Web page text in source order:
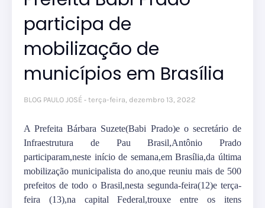
participa de
mobilização de
municípios em Brasília
BLOG PAULO JOSÉ terça-feira, dezembro 13, 2022
A Prefeita Bárbara Suzete(Babi Prado)e o secretário de
Infraestrutura de Pau Brasil,Antônio Prado
participaram,neste início de semana,em Brasília,da última
mobilização municipalista do ano,que reuniu mais de 500
prefeitos de todo o Brasil,nesta segunda-feira(12)e terça-
feira (13),na capital Federal,trouxe entre os itens